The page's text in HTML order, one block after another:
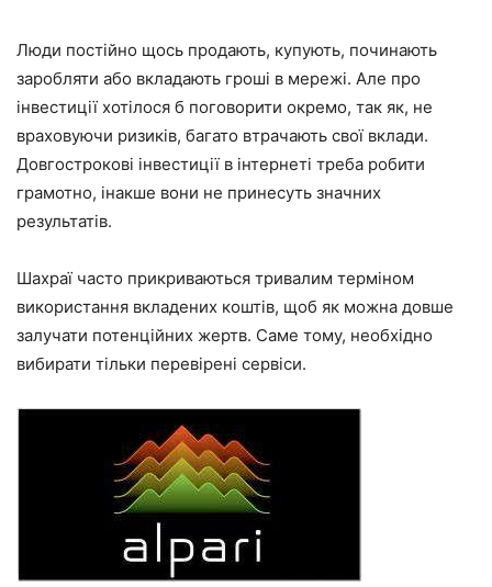
Люди постійно щось продають, купують, починають
заробляти або вкладають гроші в мережі. Але про
інвестиції хотілося б поговорити окремо, так як, не
враховуючи ризиків, багато втрачають свої вклади.
Довгострокові інвестиції в інтернеті треба робити
грамотно, інакше вони не принесуть значних
результатів.
Шахраї часто прикриваються тривалим терміном
використання вкладених коштів, щоб як можна довше
залучати потенційних жертв. Саме тому, необхідно
вибирати тільки перевірені сервіси.